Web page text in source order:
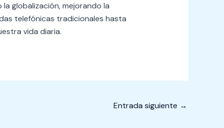
globalización, mejorando la
telefónicas tradicionales hasta
vida diaria.
Entrada siguiente →